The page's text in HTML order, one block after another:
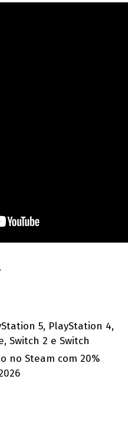
5, PlayStation 4,
Switch 2 e Switch
no Steam com 20%